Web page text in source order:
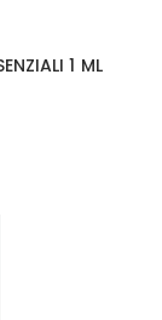
1 ML